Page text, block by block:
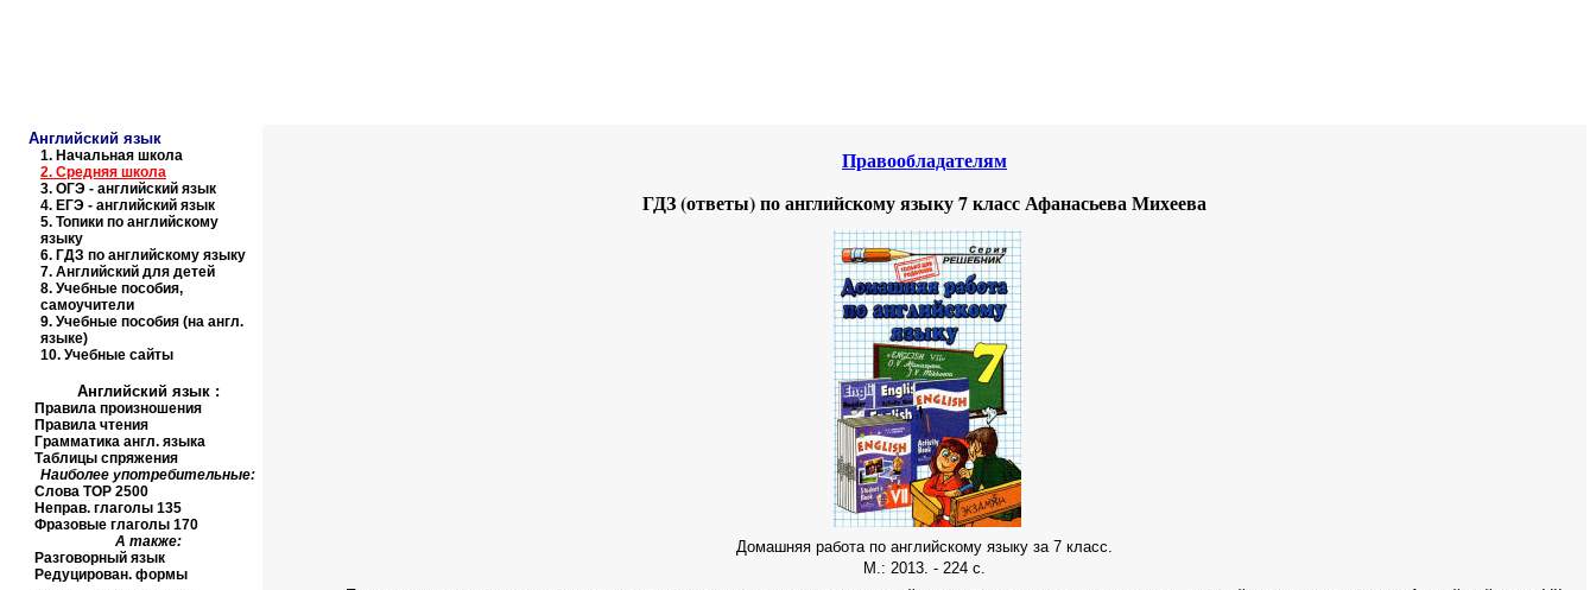
Английский язык
1. Начальная школа
2. Средняя школа
3. ОГЭ - английский язык
4. ЕГЭ - английский язык
5. Топики по английскому
языку
6. ГДЗ по английскому языку
7. Английский для детей
8. Учебные пособия,
самоучители
9. Учебные пособия (на англ.
языке)
10. Учебные сайты
Правообладателям
ГДЗ (ответы) по английскому языку 7 класс Афанасьева Михеева
Домашняя работа по английскому языку за 7 класс.
М.: 2013. - 224 с.
Английский язык:
Правила произношения
Правила чтения
Грамматика англ. языка
Таблицы спряжения
Наиболее употребительные:
Слова TOP 2500
Неправ. глаголы 135
Фразовые глаголы 170
А также:
Разговорный язык
Редуцирован. формы